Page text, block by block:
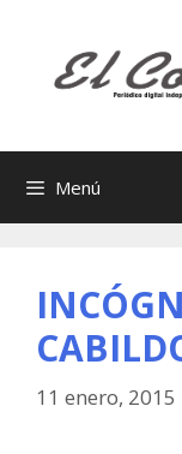
contenido
Menú
11 enero, 2015